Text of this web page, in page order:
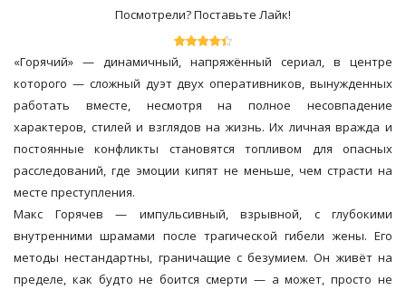
Посмотрели? Поставьте Лайк!
«Горячий» — динамичный, напряжённый сериал, в центре
которого — сложный дуэт двух оперативников, вынужденных
работать вместе, несмотря на полное несовпадение
характеров, стилей и взглядов на жизнь. Их личная вражда и
постоянные конфликты становятся топливом для опасных
расследований, где эмоции кипят не меньше, чем страсти на
месте преступления.
Макс Горячев — импульсивный, взрывной, с глубокими
внутренними шрамами после трагической гибели жены. Его
методы нестандартны, граничащие с безумием. Он живёт на
пределе, как будто не боится смерти — а может, просто не